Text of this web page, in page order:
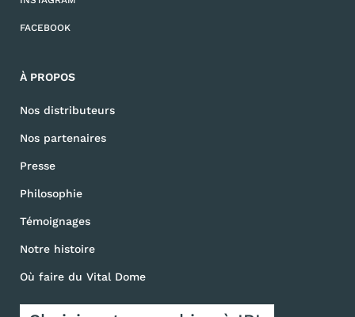
À PROPOS
Nos distributeurs
Nos partenaires
Presse
Philosophie
Témoignages
Notre histoire
Où faire du Vital Dome
FACEBOOK